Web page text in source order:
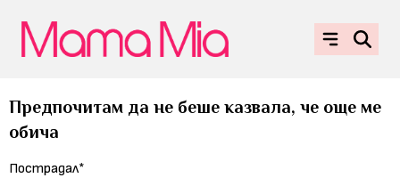
Предпочитам да не беше казвала, че още ме
обича
Пострадал*